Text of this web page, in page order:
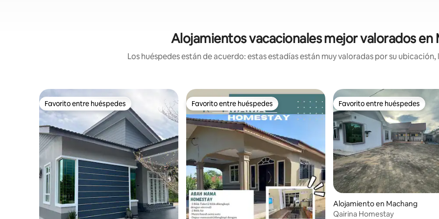
Alojamientos vacacionales mejor valorados en
Los huéspedes están de acuerdo: estas estadías están muy valoradas por su
Favorito entre huéspedes
Favorito entre huéspedes Favorito entre huéspedes
Favorito entre huéspedes Favorito entre huéspedes
Favorito entre huéspedes
Alojamiento en Machang
Qairina Homestay